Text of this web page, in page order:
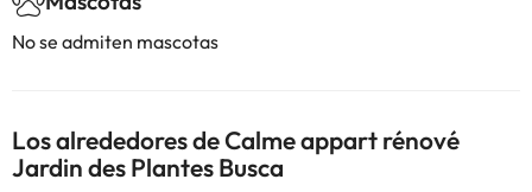
No se admiten mascotas
Los alrededores de Calme appart rénové
Jardin des Plantes Busca